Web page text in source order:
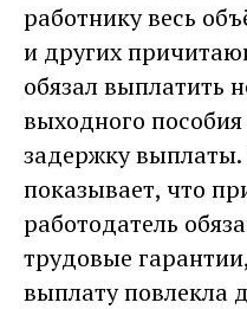
работнику весь
и других
обязал выплатить
выходного
задержку
показывает, что
работодатель
трудовые
выплату повлекла